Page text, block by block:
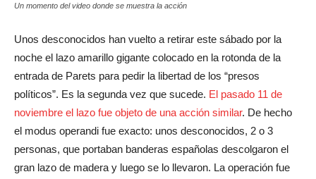
Un momento del video donde se muestra la acción
Unos desconocidos han vuelto a retirar este sábado por la
noche el lazo amarillo gigante colocado en la rotonda de la
entrada de Parets para pedir la libertad de los “presos
políticos”. Es la segunda vez que sucede. El pasado 11 de
noviembre el lazo fue objeto de una acción similar. De hecho
el modus operandi fue exacto: unos desconocidos, 2 o 3
personas, que portaban banderas españolas descolgaron el
gran lazo de madera y luego se lo llevaron. La operación fue